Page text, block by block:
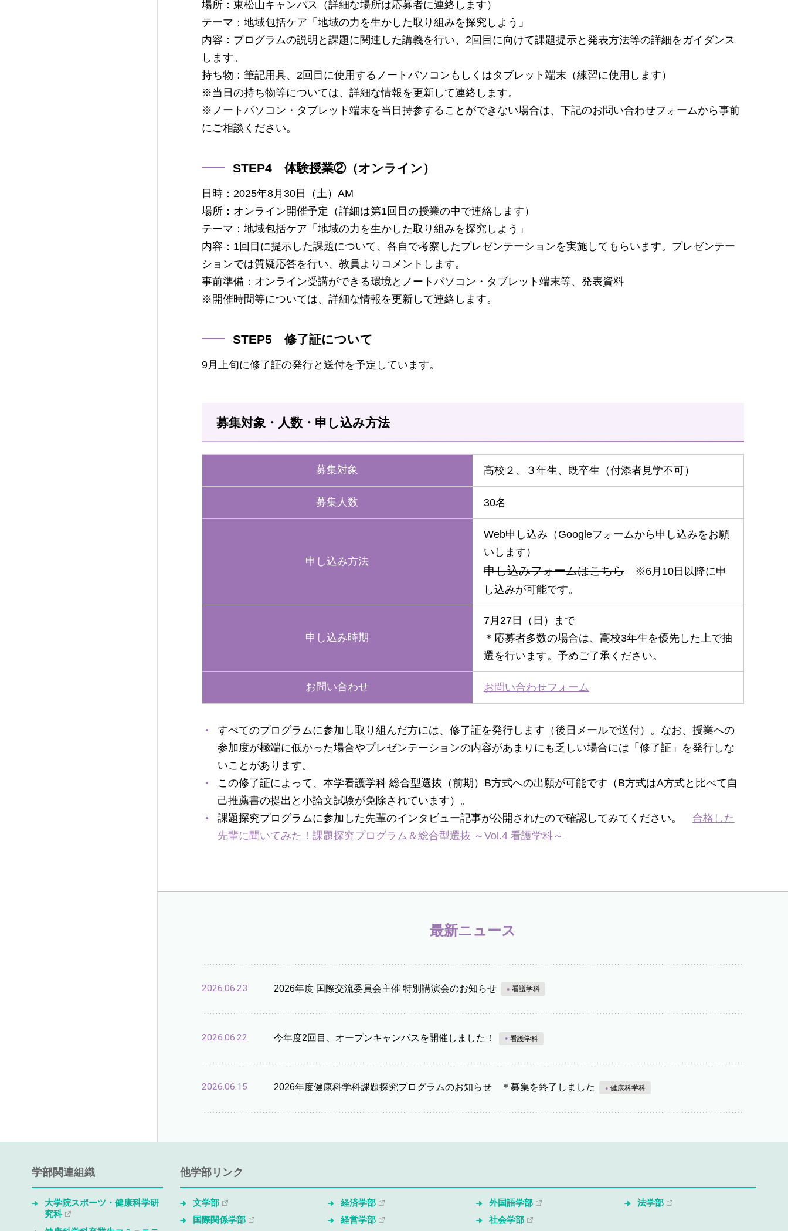
場所：東松山キャンパス（詳細な場所は応募者に連絡します）
テーマ：地域包括ケア「地域の力を生かした取り組みを探究しよう」
内容：プログラムの説明と課題に関連した講義を行い、2回目に向けて課題提示と発表方法等の詳細をガイダンス
します。
持ち物：筆記用具、2回目に使用するノートパソコンもしくはタブレット端末（練習に使用します）
※当日の持ち物等については、詳細な情報を更新して連絡します。
※ノートパソコン・タブレット端末を当日持参することができない場合は、下記のお問い合わせフォームから事前
にご相談ください。
STEP4 体験授業②（オンライン）
日時：2025年8月30日（土）AM
場所：オンライン開催予定（詳細は第1回目の授業の中で連絡します）
テーマ：地域包括ケア「地域の力を生かした取り組みを探究しよう」
内容：1回目に提示した課題について、各自で考察したプレゼンテーションを実施してもらいます。プレゼンテー
ションでは質疑応答を行い、教員よりコメントします。
事前準備：オンライン受講ができる環境とノートパソコン・タブレット端末等、発表資料
※開催時間等については、詳細な情報を更新して連絡します。
STEP5 修了証について
9月上旬に修了証の発行と送付を予定しています。
募集対象・人数・申し込み方法
募集対象 高校２、３年生、既卒生（付添者見学不可）
募集人数 30名
申し込み方法
Web申し込み（Googleフォームから申し込みをお願
いします）
申し込みフォームはこちら※6月10日以降に申
し込みが可能です。
申し込み時期
7月27日（日）まで
＊応募者多数の場合は、高校3年生を優先した上で抽
選を行います。予めご了承ください。
お問い合わせ お問い合わせフォーム
すべてのプログラムに参加し取り組んだ方には、修了証を発行します（後日メールで送付）。なお、授業への
参加度が極端に低かった場合やプレゼンテーションの内容があまりにも乏しい場合には「修了証」を発行しな
いことがあります。
この修了証によって、本学看護学科 総合型選抜（前期）B方式への出願が可能です（B方式はA方式と比べて自
己推薦書の提出と小論文試験が免除されています）。
課題探究プログラムに参加した先輩のインタビュー記事が公開されたので確認してみてください。 合格した
先輩に聞いてみた！課題探究プログラム＆総合型選抜 ～Vol.4 看護学科～
最新ニュース
2026.06.23 2026年度 国際交流委員会主催 特別講演会のお知らせ 看護学科
2026.06.22 今年度2回目、オープンキャンパスを開催しました！ 看護学科
2026.06.15 2026年度健康科学科課題探究プログラムのお知らせ ＊募集を終了しました 健康科学科
学部関連組織
大学院スポーツ・健康科学研
究科
他学部リンク
文学部 経済学部 外国語学部
法学部
国際関係学部
経営学部 社会学部